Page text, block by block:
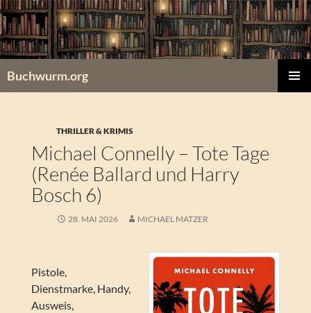
Zum
Inhalt
springen
Buchwurm.org
THRILLER & KRIMIS
Michael Connelly – Tote Tage
(Renée Ballard und Harry
Bosch 6)
28. MAI 2026 MICHAEL MATZER
Pistole,
Dienstmarke, Handy,
Ausweis,